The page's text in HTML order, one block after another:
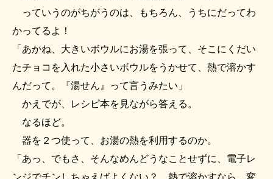
っていうのがちがうのは、もちろん、うちにだってわ
かってるよ！
「あかね、大きいボウルにお湯を張って、そこにくだい
たチョコを入れた小さいボウルをうかせて、熱で溶かす
んだって。『湯せん』って言うみたい」
かえでが、レシピ本を見ながら答える。
なるほど。
器を２つ使って、お湯の熱を利用するのか。
「あっ、でもさ、そんなめんどうなことせずに、電子レ
ンジでチンしちゃえばよくない？ 熱で溶かすなら、変